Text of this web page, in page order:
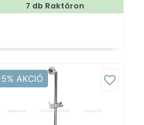
7 db Raktáron
AKCIÓ